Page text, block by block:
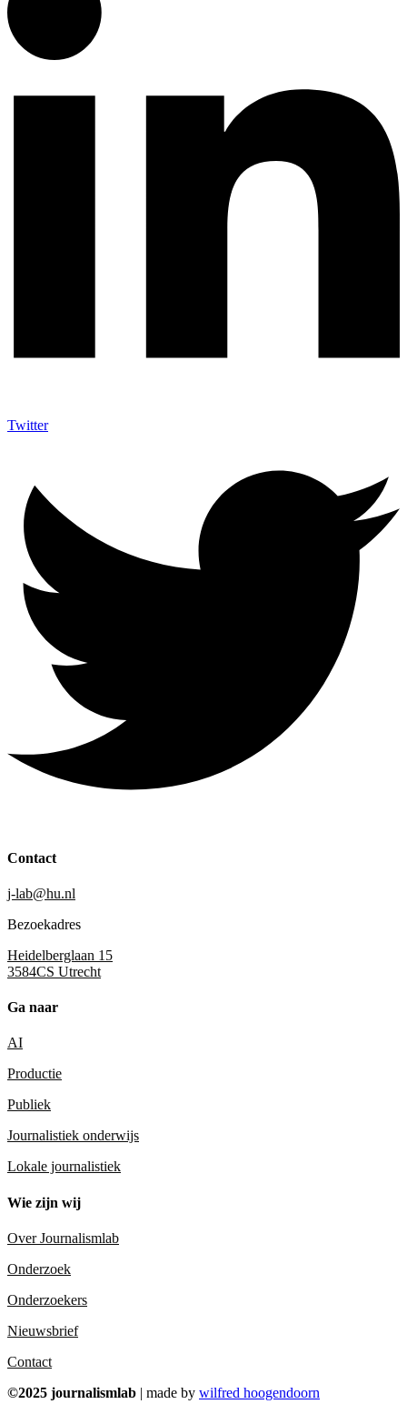
Twitter
Contact
j-lab@hu.nl
Bezoekadres
Heidelberglaan 15
3584CS Utrecht
Ga naar
AI
Productie
Publiek
Journalistiek onderwijs
Lokale journalistiek
Wie zijn wij
Over Journalismlab
Onderzoek
Onderzoekers
Nieuwsbrief
Contact
©2025 journalismlab | made by wilfred hoogendoorn